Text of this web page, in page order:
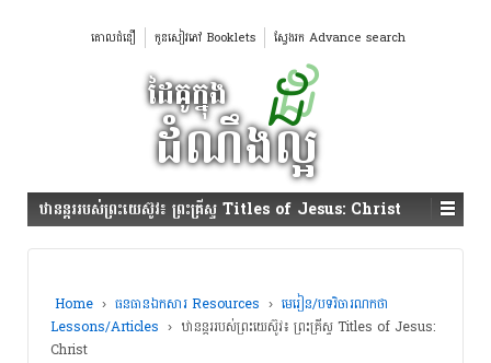
គោលជំនឿ កូនសៀវភៅ Booklets ស្វែងរក Advance search
ឋានន្តររបស់ព្រះយេស៊ូវ៖ ព្រះគ្រីស្ទ Titles of Jesus: Christ
Home › ធនធានឯកសារ Resources › មេរៀន/បទវិចារណកថា
Lessons/Articles › ឋានន្តររបស់ព្រះយេស៊ូវ៖ ព្រះគ្រីស្ទ Titles of Jesus:
Christ